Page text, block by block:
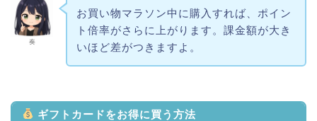
奏
お買い物マラソン中に購入すれば、ポイン
ト倍率がさらに上がります。課金額が大き
いほど差がつきますよ。
ギフトカードをお得に買う方法